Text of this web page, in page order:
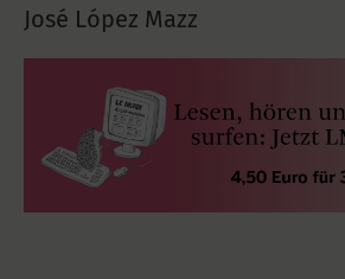
José López Mazz